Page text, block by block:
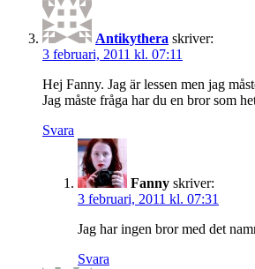
Antikythera skriver:
3 februari, 2011 kl. 07:11
Hej Fanny. Jag är lessen men jag
Jag måste fråga har du en bror som
Svara
Fanny skriver:
3 februari, 2011 kl. 07:31
Jag har ingen bror med det
Svara